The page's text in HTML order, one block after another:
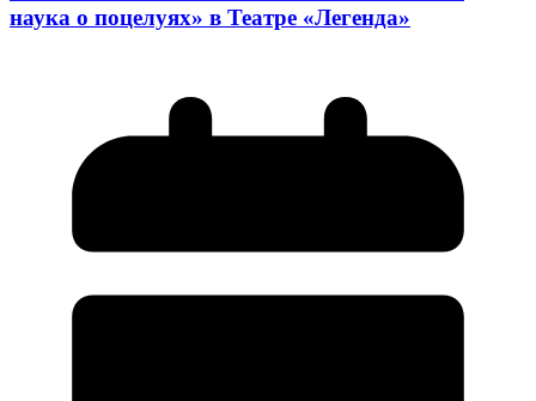
наука о поцелуях» в Театре «Легенда»